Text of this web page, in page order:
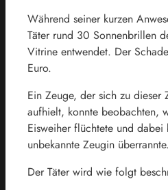
Während seiner kurzen
Täter rund 30 Sonnenbrillen
Vitrine entwendet. Der
Euro.
Ein Zeuge, der sich zu dieser
aufhielt, konnte beobachten,
Eisweiher flüchtete und
unbekannte Zeugin überrannte.
Der Täter wird wie folgt